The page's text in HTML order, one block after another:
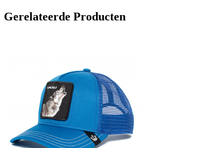
Gerelateerde Producten